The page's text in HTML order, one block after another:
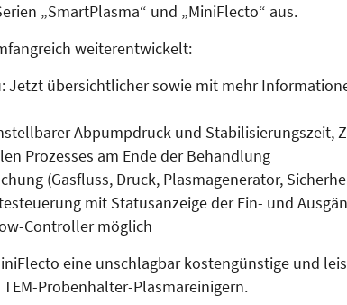
„SmartPlasma“ und „MiniFlecto“ aus.
weiterentwickelt:
Jetzt übersichtlicher sowie mit mehr
Abpumpdruck und Stabilisierungszeit,
Prozesses am Ende der Behandlung
(Gasfluss, Druck, Plasmagenerator,
mit Statusanzeige der Ein- und
Controller möglich
eine unschlagbar kostengünstige und
Probenhalter-Plasmareinigern.